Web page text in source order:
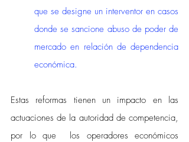
que se designe un interventor en casos
donde se sancione abuso de poder de
mercado en relación de dependencia
económica.
Estas reformas tienen un impacto en las
actuaciones de la autoridad de competencia,
por lo que  los operadores económicos